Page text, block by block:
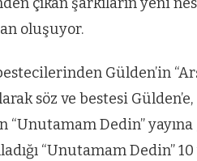
oluşuyor.
Gülden’in
söz ve bestesi Gülden’e,
“Unutamam Dedin”
“Unutamam Dedin” 10